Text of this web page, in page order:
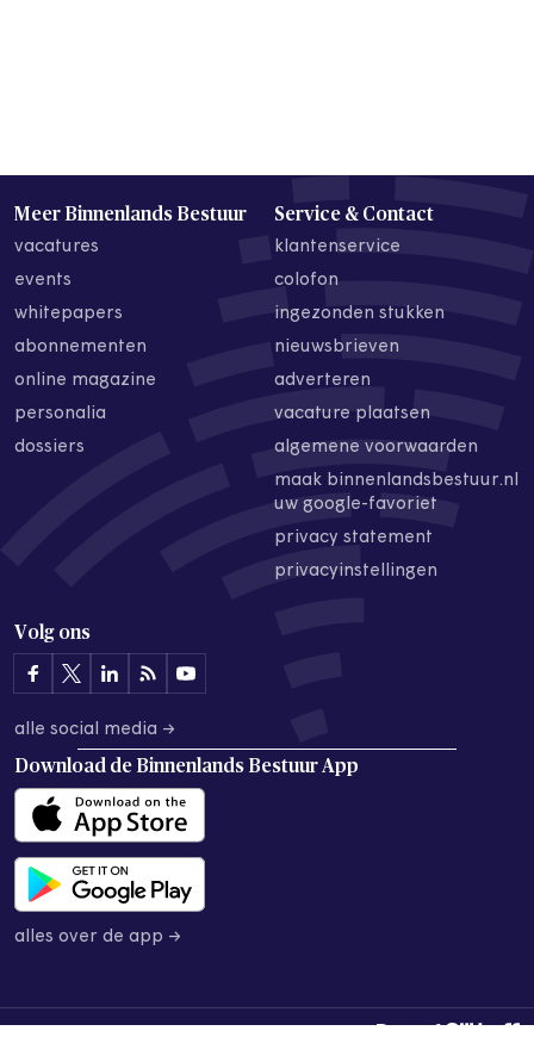
Meer Binnenlands Bestuur
vacatures
events
whitepapers
abonnementen
online magazine
personalia
dossiers
Service & Contact
klantenservice
colofon
ingezonden stukken
nieuwsbrieven
adverteren
vacature plaatsen
algemene voorwaarden
maak binnenlandsbestuur.nl
uw google-favoriet
privacy statement
privacyinstellingen
Volg ons
alle social media →
Download de Binnenlands Bestuur App
alles over de app →